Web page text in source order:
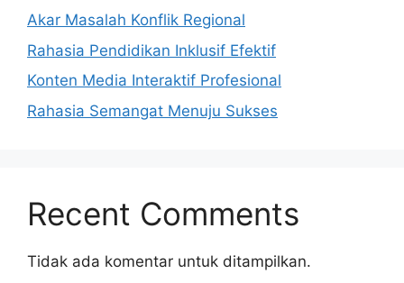
Akar Masalah Konflik Regional
Rahasia Pendidikan Inklusif Efektif
Konten Media Interaktif Profesional
Rahasia Semangat Menuju Sukses
Recent Comments
Tidak ada komentar untuk ditampilkan.